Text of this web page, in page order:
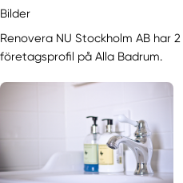
Bilder
Renovera NU Stockholm AB har
företagsprofil på Alla Badrum.